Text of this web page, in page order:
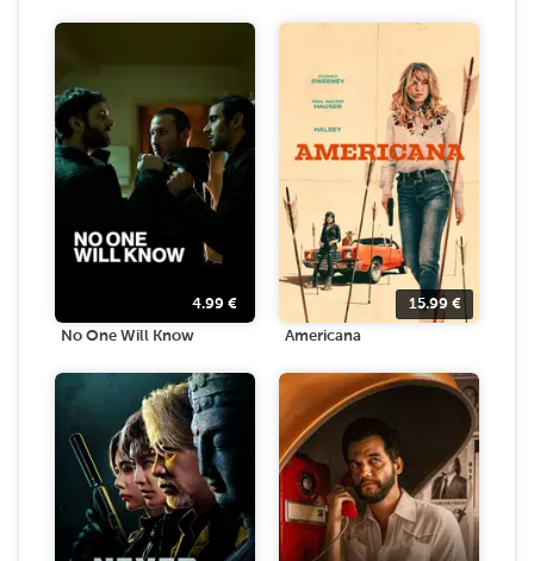
4.99 €
No One Will Know
15.99 €
Americana